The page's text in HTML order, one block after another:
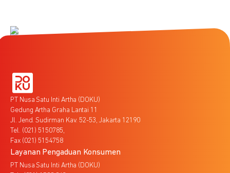
PT Nusa Satu Inti Artha (DOKU)
Gedung Artha Graha Lantai 11
Jl. Jend. Sudirman Kav. 52-53, Jakarta 12190
Tel. (021) 5150785,
Fax (021) 5154758
Layanan Pengaduan Konsumen
PT Nusa Satu Inti Artha (DOKU)